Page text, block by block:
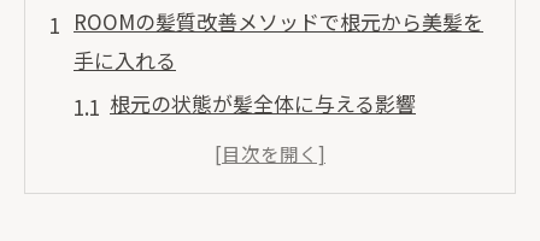
ROOMの髪質改善メソッドで根元から美髪を
手に入れる
根元の状態が髪全体に与える影響
ROOMが提案する根元から始まる髪質改
善のステップ